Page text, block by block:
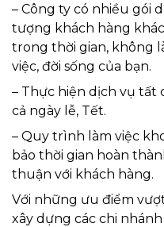
– Công ty có nhiều gói
tượng khách hàng
trong thời gian, không
việc, đời sống của bạn.
– Thực hiện dịch vụ tất
cả ngày lễ, Tết.
– Quy trình làm việc
bảo thời gian hoàn
thuận với khách hàng.
Với những ưu điểm
xây dựng các chi